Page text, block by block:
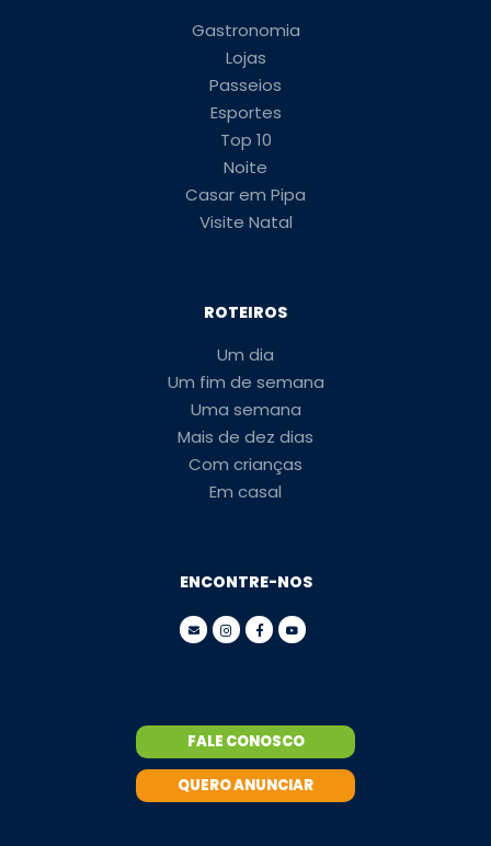
Gastronomia
Lojas
Passeios
Esportes
Top 10
Noite
Casar em Pipa
Visite Natal
ROTEIROS
Um dia
Um fim de semana
Uma semana
Mais de dez dias
Com crianças
Em casal
ENCONTRE-NOS
FALE CONOSCO
QUERO ANUNCIAR